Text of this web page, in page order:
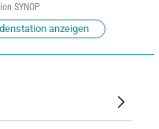
SYNOP
anzeigen